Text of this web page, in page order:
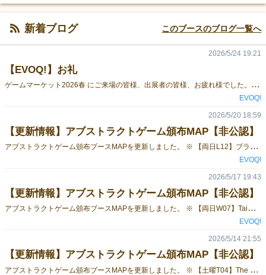
新着ブログ このブースのブログ一覧へ
【EVOQ!】お礼
ゲ
ームマーケット2026春 にご来場の皆様、出展者の皆様、お疲れ様でした。 今回は既存作「EVOQ!（イボーク）」と新作「じゃんけんすうじ」を頒布させていただきました。 ご購入、試遊、またブースに足を運んでお話いただいた皆様、ありがとうございました。 当作品を手にとっていただいた皆さんに「選んで良かった」と思っていただけること、作者としてはそれが一番の望みです。 末長くご家族やご友人と楽しんでいただければ幸いです。 宜しければぜひプレイの感想などもお寄せください。 ゲームに関するご質問なども歓迎です。 製品には万全を期しておりますが、もし不具合やご不満な点などありましたらお知らせください。 お手間でなければこちらのアンケートにもご協力をお願いいたします。 ユーザー様アンケートフォーム BOOTH・ボドゲーマにて通販も取り扱い中です。
2026/5/24 19:21
EVOQ!
【更新情報】アブストラクトゲーム頒布MAP【非公認】
ア
ブストラクトゲーム頒布ブースMAPを更新しました。 ※ 【両日L12】ブラボー工房様（VECT-REVERSE）（シュレーディンガーに捧ぐリバーシ）を追加 ブースMAP 今回のゲームマーケット でアブストラクトゲーム（運要素の無い、または少ないゲーム）を頒布されている（と思われる）ブース場所の備忘録MAP（独自作成・非公認）です。ご参考にしてください。
2026/5/20 18:59
EVOQ!
【更新情報】アブストラクトゲーム頒布MAP【非公認】
ア
ブストラクトゲーム頒布ブースMAPを更新しました。 ※ 【両日W07】Taiwan Boardgame Design様（ジャングル Jungle）を追加 ※ 【土曜J11】のすけクリエイト様（QOCOP ココップ）を追加 ブースMAP 今回のゲームマーケット でアブストラクトゲーム（運要素の無い、または少ないゲーム）を頒布されている（と思われる）ブース場所の備忘録MAP（独自作成・非公認）です。ご参考にしてください。
2026/5/17 19:43
EVOQ!
【更新情報】アブストラクトゲーム頒布MAP【非公認】
ア
ブストラクトゲーム頒布ブースMAPを更新しました。 ※ 【土曜T04】The Fool’s Games様（DEX）（テトリゴ）※作品ページのリンクを追加 ブースMAP 今回のゲームマーケット でアブストラクトゲーム（運要素の無い、または少ないゲーム）を頒布されている（と思われる）ブース場所の備忘録MAP（独自作成・非公認）です。ご参考にしてください。
2026/5/14 21:55